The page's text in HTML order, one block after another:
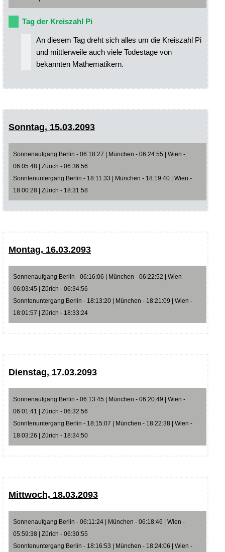
Tag der Kreiszahl Pi
An diesem Tag dreht sich alles um die Kreiszahl Pi
und mittlerweile auch viele Todestage von
bekannten Mathematikern.
Sonntag, 15.03.2093
Sonnenaufgang Berlin - 06:18:27 | München - 06:24:55 | Wien -
06:05:48 | Zürich - 06:36:56
Sonntenuntergang Berlin - 18:11:33 | München - 18:19:40 | Wien -
18:00:28 | Zürich - 18:31:58
Montag, 16.03.2093
Sonnenaufgang Berlin - 06:16:06 | München - 06:22:52 | Wien -
06:03:45 | Zürich - 06:34:56
Sonntenuntergang Berlin - 18:13:20 | München - 18:21:09 | Wien -
18:01:57 | Zürich - 18:33:24
Dienstag, 17.03.2093
Sonnenaufgang Berlin - 06:13:45 | München - 06:20:49 | Wien -
06:01:41 | Zürich - 06:32:56
Sonntenuntergang Berlin - 18:15:07 | München - 18:22:38 | Wien -
18:03:26 | Zürich - 18:34:50
Mittwoch, 18.03.2093
Sonnenaufgang Berlin - 06:11:24 | München - 06:18:46 | Wien -
05:59:38 | Zürich - 06:30:55
Sonntenuntergang Berlin - 18:16:53 | München - 18:24:06 | Wien -